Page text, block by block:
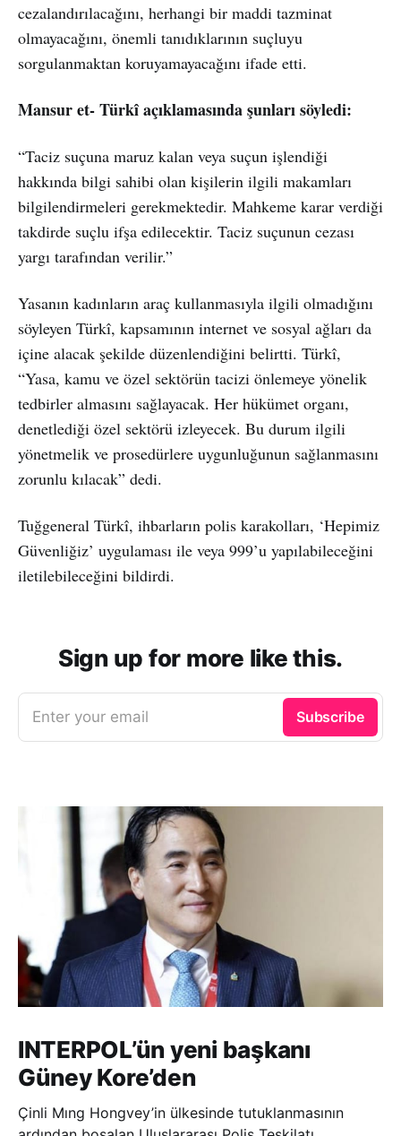
cezalandırılacağını, herhangi bir maddi tazminat
olmayacağını, önemli tanıdıklarının suçluyu
sorgulanmaktan koruyamayacağını ifade etti.
Mansur et- Türkî açıklamasında şunları söyledi:
“Taciz suçuna maruz kalan veya suçun işlendiği
hakkında bilgi sahibi olan kişilerin ilgili makamları
bilgilendirmeleri gerekmektedir. Mahkeme karar verdiği
takdirde suçlu ifşa edilecektir. Taciz suçunun cezası
yargı tarafından verilir.”
Yasanın kadınların araç kullanmasıyla ilgili olmadığını
söyleyen Türkî, kapsamının internet ve sosyal ağları da
içine alacak şekilde düzenlendiğini belirtti. Türkî,
“Yasa, kamu ve özel sektörün tacizi önlemeye yönelik
tedbirler almasını sağlayacak. Her hükümet organı,
denetlediği özel sektörü izleyecek. Bu durum ilgili
yönetmelik ve prosedürlere uygunluğunun sağlanmasını
zorunlu kılacak” dedi.
Tuğgeneral Türkî, ihbarların polis karakolları, ‘Hepimiz
Güvenliğiz’ uygulaması ile veya 999’u yapılabileceğini
iletilebileceğini bildirdi.
Sign up for more like this.
Enter your email Subscribe
INTERPOL’ün yeni başkanı
Güney Kore’den
Çinli Mıng Hongvey’in ülkesinde tutuklanmasının